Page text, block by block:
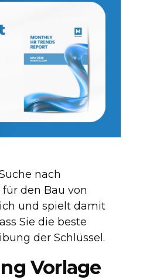
nach
den Bau von
und spielt damit
Sie die beste
der Schlüssel.
Vorlage